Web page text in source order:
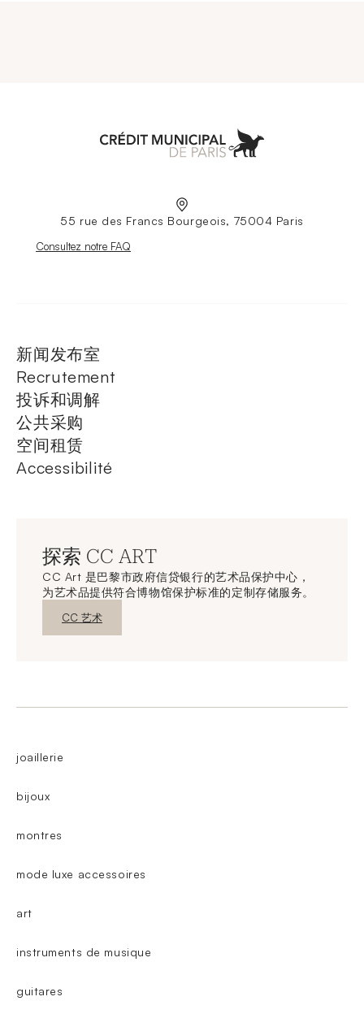
55 rue des Francs Bourgeois, 75004 Paris
Nouvelle fenêtre
Consultez notre FAQ
新闻发布室
Recrutement
投诉和调解
公共采购
空间租赁
Accessibilité
探索 CC ART
CC Art 是巴黎市政府信贷银行的艺术品保护中心，
为艺术品提供符合博物馆保护标准的定制存储服务。
新窗口发现
CC 艺术
joaillerie
bijoux
montres
mode luxe accessoires
art
instruments de musique
guitares